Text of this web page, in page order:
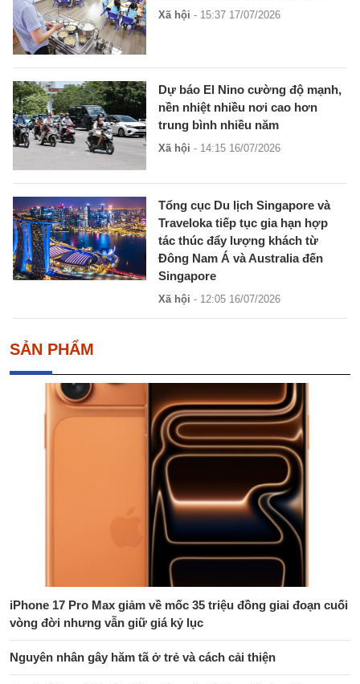
Xã hội - 15:37 17/07/2026
Dự báo El Nino cường độ mạnh,
nền nhiệt nhiều nơi cao hơn
trung bình nhiều năm
Xã hội - 14:15 16/07/2026
Tổng cục Du lịch Singapore và
Traveloka tiếp tục gia hạn hợp
tác thúc đẩy lượng khách từ
Đông Nam Á và Australia đến
Singapore
Xã hội - 12:05 16/07/2026
SẢN PHẨM
iPhone 17 Pro Max giảm về mốc 35 triệu đồng giai đoạn cuối
vòng đời nhưng vẫn giữ giá kỷ lục
Nguyên nhân gây hăm tã ở trẻ và cách cải thiện